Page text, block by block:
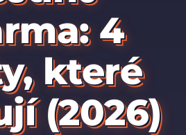
4
které
(2026)